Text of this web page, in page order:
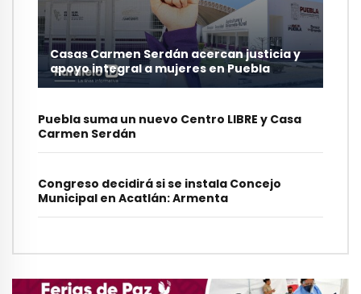
Casas Carmen Serdán acercan justicia y
apoyo integral a mujeres en Puebla
Puebla suma un nuevo Centro LIBRE y Casa
Carmen Serdán
Congreso decidirá si se instala Concejo
Municipal en Acatlán: Armenta